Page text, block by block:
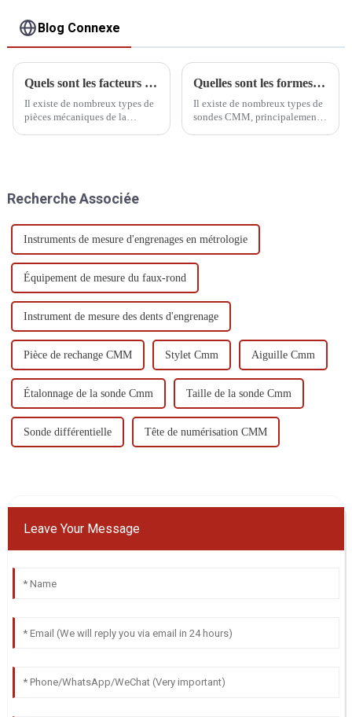
Blog Connexe
Quels sont les facteurs qui affectent les machines CMM ?
Il existe de nombreux types de
pièces mécaniques de la
pneumatique, la fréquence
Quelles sont les formes de la plume de la sonde de mesure
Il existe de nombreux types de
sondes CMM, principalement
Recherche Associée
Instruments de mesure d'engrenages en métrologie
Équipement de mesure du faux-rond
Instrument de mesure des dents d'engrenage
Pièce de rechange CMM Stylet Cmm Aiguille Cmm
Étalonnage de la sonde Cmm Taille de la sonde Cmm
Sonde différentielle Tête de numérisation CMM
Leave Your Message